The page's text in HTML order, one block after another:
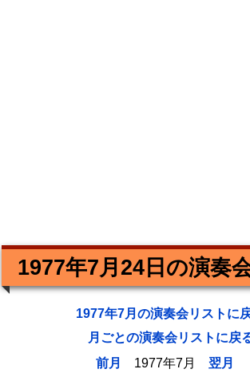
1977年7月24日の演奏
1977年7月の演奏会リストに
月ごとの演奏会リストに戻
前月
1977年7月翌月